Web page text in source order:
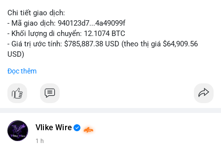
Chi tiết giao dịch:
- Mã giao dịch: 940123d7...4a49099f
- Khối lượng di chuyển: 12.1074 BTC
- Giá trị ước tính: $785,887.38 USD (theo thị giá $64,909.56
USD)
Khối lượng 12.1 BTC tương đương gần 786 nghìn USD được di
Động thái này có thể là bước chuẩn bị thanh khoản để bán ra,
hoặc tái phân bổ tài sản giữa các ví nóng nhằm tối ưu phí giao
Đọc thêm
Vlike Wire
1 h